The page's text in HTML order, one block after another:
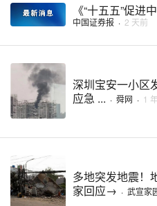
《“十五五”促
中国证券报 · 2 天前
深圳宝安一小区
应急 ... · 舜网 · 1
多地突发地震！
家回应→ · 武宣家